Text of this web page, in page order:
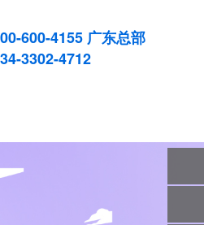
600-4155 广东总部
3302-4712